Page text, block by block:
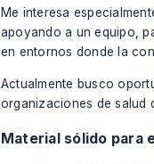
Me interesa
apoyando a un equipo,
en entornos donde la
Actualmente busco
organizaciones de salud
Material sólido para